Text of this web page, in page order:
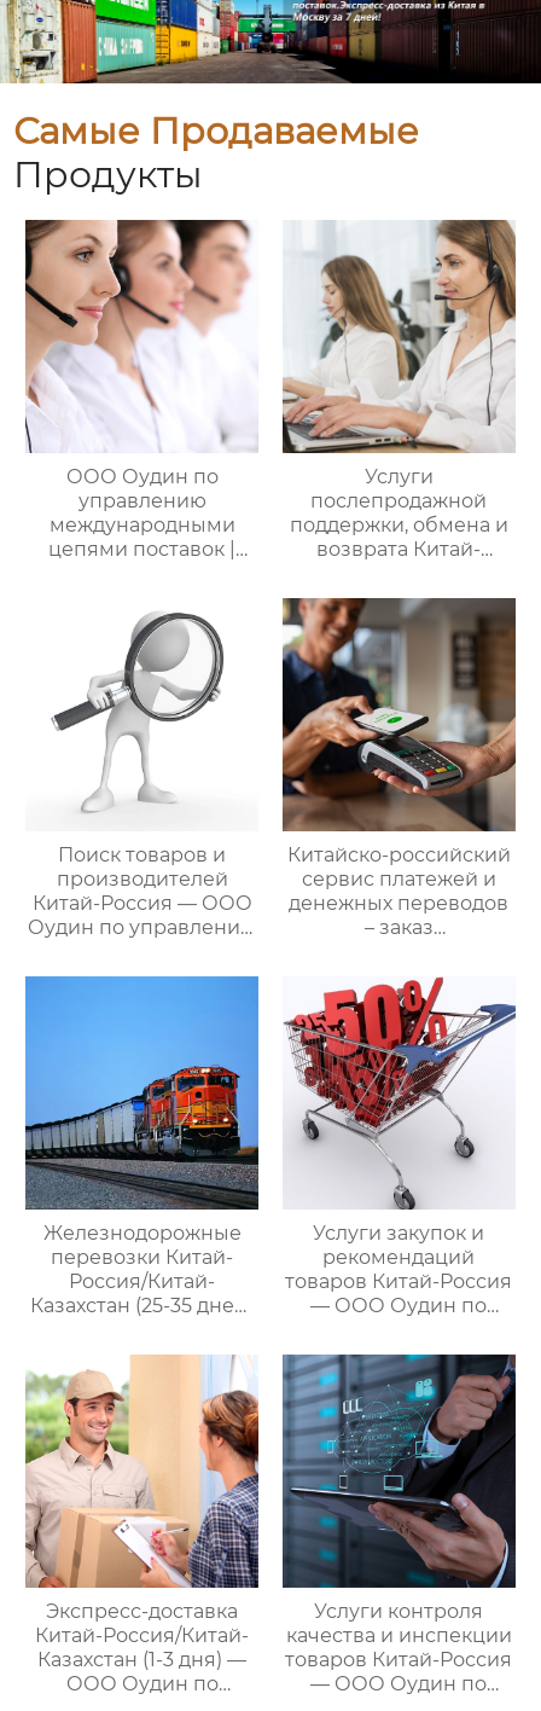
Самые Продаваемые
Продукты
ООО Оудин по
управлению
международными
цепями поставок |
цикла
посреднических
закупок Китай-Россия
Услуги
послепродажной
поддержки, обмена и
возврата Китай-
по управлению
международными
цепями поставок
Поиск товаров и
производителей
Китай-Россия — ООО
Оудин по управлению
цепями поставок
Китайско-российский
сервис платежей и
денежных переводов
– заказ
поставок
Железнодорожные
перевозки Китай-
Россия/Китай-
Казахстан (25-35 дней)
управлению
международными
цепями поставок
Услуги закупок и
рекомендаций
товаров Китай-Россия
— ООО Оудин по
международными
цепями поставок
Экспресс-доставка
Китай-Россия/Китай-
Казахстан (1-3 дня) —
ООО Оудин по
Услуги контроля
качества и инспекции
товаров Китай-Россия
— ООО Оудин по